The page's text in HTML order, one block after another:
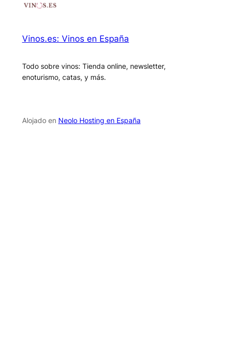
Vinos.es: Vinos en España
Todo sobre vinos: Tienda online, newsletter,
enoturismo, catas, y más.
Alojado en Neolo Hosting en España